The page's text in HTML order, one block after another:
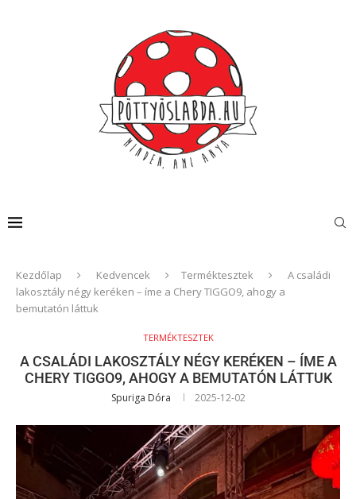
Kezdőlap Kedvencek Terméktesztek
A családi
lakosztály négy keréken – íme a Chery TIGGO9, ahogy a
bemutatón láttuk
TERMÉKTESZTEK
A CSALÁDI LAKOSZTÁLY NÉGY KERÉKEN – ÍME A
CHERY TIGGO9, AHOGY A BEMUTATÓN LÁTTUK
Spuriga Dóra 2025-12-02